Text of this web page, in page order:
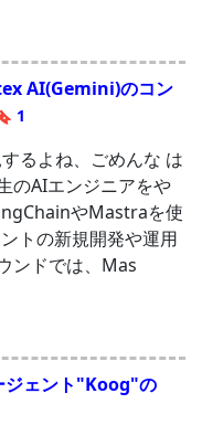
AI(Gemini)のコン
1
るよね、ごめんな は
のAIエンジニアをや
やMastraを使
トの新規開発や運用
ンドでは、Mas
ェント"Koog"の